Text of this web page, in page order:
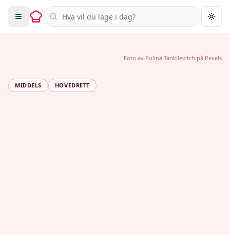
Søk i oppskrifter
MIDDELS HOVEDRETT
Foto av Polina Tankilevitch på Pexels